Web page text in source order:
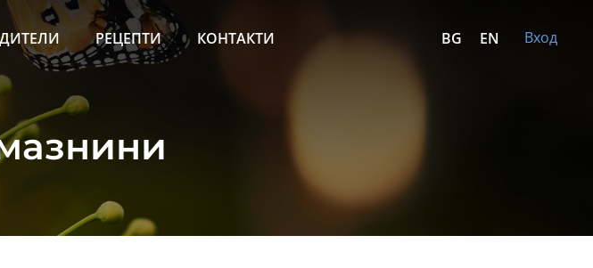
BG EN
РЕЦЕПТИ КОНТАКТИ Вход